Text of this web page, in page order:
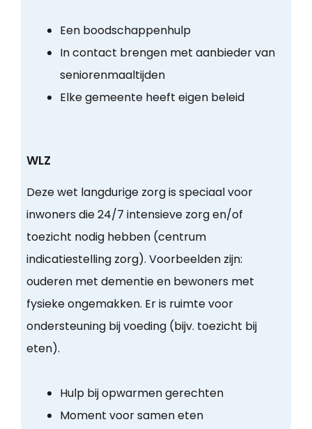
Een boodschappenhulp
In contact brengen met aanbieder van
seniorenmaaltijden
Elke gemeente heeft eigen beleid
WLZ
Deze wet langdurige zorg is speciaal voor
inwoners die 24/7 intensieve zorg en/of
toezicht nodig hebben (centrum
indicatiestelling zorg). Voorbeelden zijn:
ouderen met dementie en bewoners met
fysieke ongemakken. Er is ruimte voor
ondersteuning bij voeding (bijv. toezicht bij
eten).
Hulp bij opwarmen gerechten
Moment voor samen eten